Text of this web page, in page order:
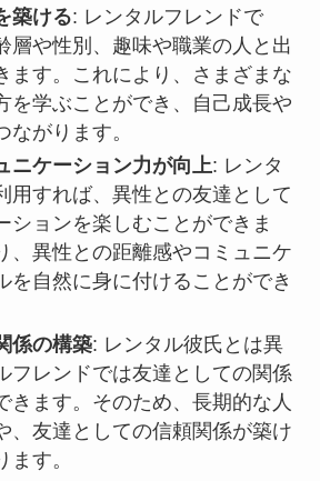
築ける: レンタルフレンドで
層や性別、趣味や職業の人と出
ます。これにより、さまざまな
を学ぶことができ、自己成長や
がります。
ニケーション力が向上: レンタ
用すれば、異性との友達として
ションを楽しむことができま
、異性との距離感やコミュニケ
を自然に身に付けることができ
係の構築: レンタル彼氏とは異
フレンドでは友達としての関係
きます。そのため、長期的な人
、友達としての信頼関係が築け
ます。